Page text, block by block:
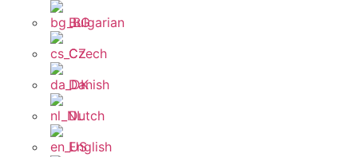
Bulgarian
Czech
Danish
Dutch
English